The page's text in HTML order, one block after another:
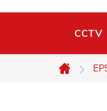
CCTV
Home